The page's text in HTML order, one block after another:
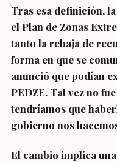
Tras esa definición,
el Plan de Zonas
tanto la rebaja de
forma en que se
anunció que podían
PEDZE. Tal vez no
tendríamos que
gobierno nos
El cambio implica